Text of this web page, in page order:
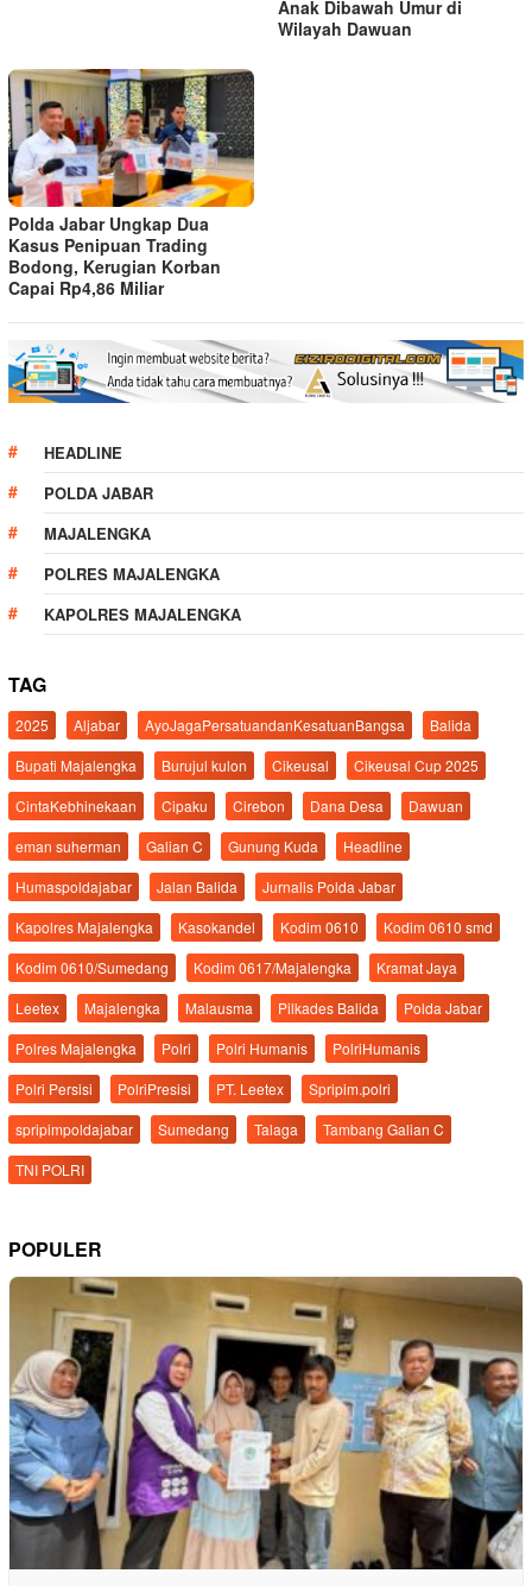
Anak Dibawah Umur di
Wilayah Dawuan
Polda Jabar Ungkap Dua
Kasus Penipuan Trading
Bodong, Kerugian Korban
Capai Rp4,86 Miliar
HEADLINE
POLDA JABAR
MAJALENGKA
POLRES MAJALENGKA
KAPOLRES MAJALENGKA
TAG
2025 Aljabar AyoJagaPersatuandanKesatuanBangsa
Balida
Bupati Majalengka
Burujul kulon Cikeusal
Cikeusal Cup 2025
CintaKebhinekaan
Cipaku Cirebon Dana Desa
Dawuan
eman suherman
Galian C Gunung Kuda
Headline
Humaspoldajabar
Jalan Balida
Jurnalis Polda Jabar
Kapolres Majalengka
Kasokandel Kodim 0610
Kodim 0610 smd
Kodim 0610/Sumedang
Kodim 0617/Majalengka
Kramat Jaya
Leetex
Majalengka Malausma Pilkades Balida
Polda Jabar
Polres Majalengka
Polri Polri Humanis
PolriHumanis
Polri Persisi
PolriPresisi PT. Leetex
Spripim.polri
spripimpoldajabar
Sumedang Talaga
Tambang Galian C
TNI POLRI
POPULER